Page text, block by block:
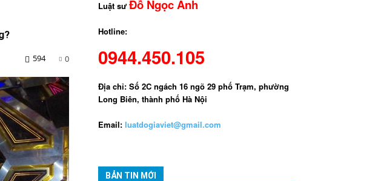
0
594
Luật sưĐỗ Ngọc Anh
Hotline:
0944.450.105
Địa chỉ: Số 2C ngách 16 ngõ 29 phố Trạm, phường
Long Biên, thành phố Hà Nội
Email: luatdogiaviet@gmail.com
BẢN TIN MỚI